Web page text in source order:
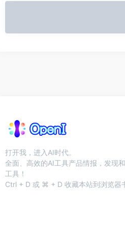
打开我，进入AI时代。
全面、高效的AI工具产品情报，发现
工具！
Ctrl + D 或 ⌘ + D 收藏本站到浏览器